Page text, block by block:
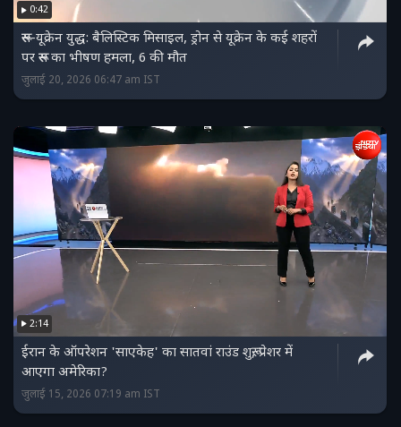
0:42
रूस-यूक्रेन युद्ध: बैलिस्टिक मिसाइल, ड्रोन से यूक्रेन के कई शहरों
पर रूस का भीषण हमला, 6 की मौत
जुलाई 20, 2026 06:47 am IST
2:14
ईरान के ऑपरेशन 'साएकेह' का सातवां राउंड शुरू, प्रेशर में
आएगा अमेरिका?
जुलाई 15, 2026 07:19 am IST